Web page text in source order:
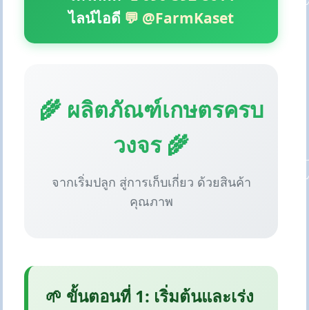
ไลน์ไอดี 💬 @FarmKaset
🌾 ผลิตภัณฑ์เกษตรครบ
วงจร 🌾
จากเริ่มปลูก สู่การเก็บเกี่ยว ด้วยสินค้า
คุณภาพ
🌱 ขั้นตอนที่ 1: เริ่มต้นและเร่ง